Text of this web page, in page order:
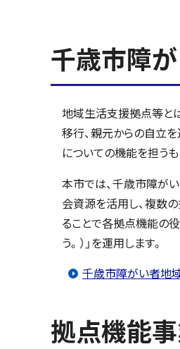
千歳市障
地域生活支援拠点等と
移行、親元からの自立
についての機能を担うも
本市では、千歳市障が
会資源を活用し、複数
ることで各拠点機能の
う。）」を運用します。
千歳市障がい者地
拠点機能